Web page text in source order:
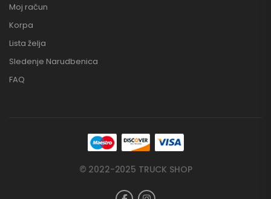
Moj račun
Korpa
Lista želja
Sledenje Narudbenica
FAQ
© 2022-2025 TRUCK SHOP